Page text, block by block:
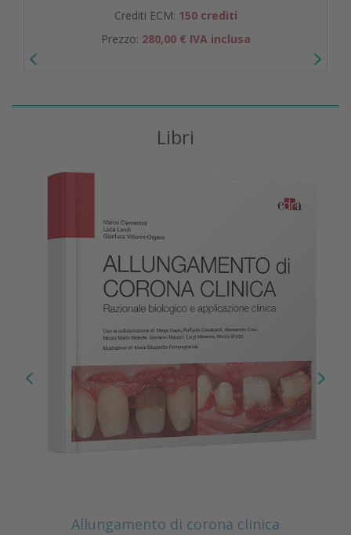
Crediti ECM: 150 crediti
Prezzo: 280,00 € IVA inclusa
Libri
Allungamento di corona clinica